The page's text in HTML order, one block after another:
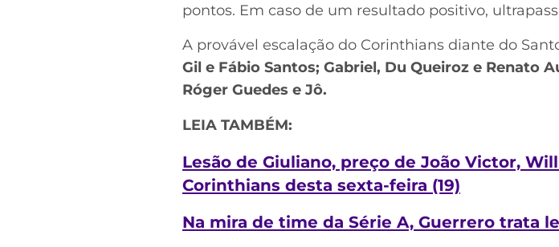
pontos. Em caso de um resultado positivo,
A provável escalação do Corinthians diante do
Gil e Fábio Santos; Gabriel, Du Queiroz e Renato
Róger Guedes e Jô.
LEIA TAMBÉM:
Lesão de Giuliano, preço de João Victor,
Corinthians desta sexta-feira (19)
Na mira de time da Série A, Guerrero trata